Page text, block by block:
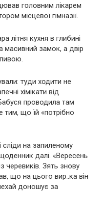
головним лікарем
місцевої гімназії.
літня кухня в глибині
масивний замок, а двір
туди ходити не
хімікати від
Бабуся проводила там
тим, що їй «потрібно
сліди на запиленому
далі. «Вересень
черевиків. Зять знову
що на цього вир..ка він
доношує за